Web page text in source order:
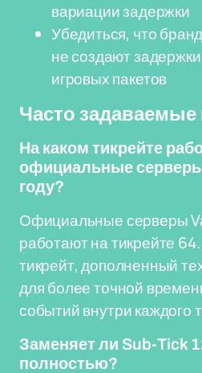
вариации задержки
Убедиться, что
не создают
игровых пакетов
Часто
На каком тикрейте
официальные
году?
Официальные серверы
работают на тикрейте
тикрейт, дополненный
для более точной
событий внутри каждого
Заменяет ли Sub-Tick
полностью?